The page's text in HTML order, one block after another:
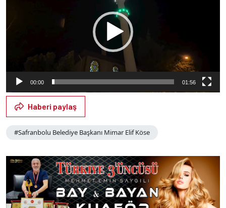
00:00 01:56
Haberi paylaş
#Safranbolu Belediye Başkanı Mimar Elif Köse